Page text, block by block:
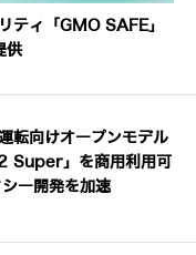
ティ「GMO SAFE」
供
転向けオープンモデル
Super」を商用利用可
ー開発を加速